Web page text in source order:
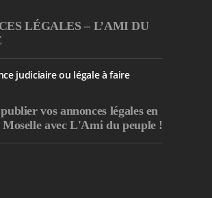
LÉGALES – L’AMI DU
judiciaire ou légale à faire
publiervos annonces légales en
Moselle avec L'Ami du peuple !